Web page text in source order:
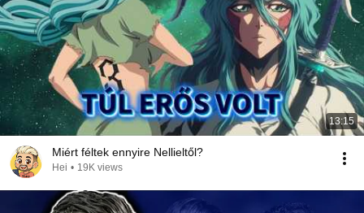
13:15
Miért féltek ennyire Nellieltől?
Hei • 19K views